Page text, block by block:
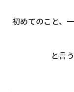
初めてのこと、
と言